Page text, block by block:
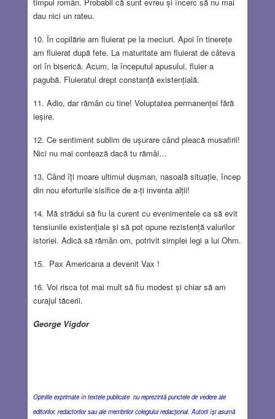
dau nici un rateu.
10. În copilărie am fluierat pe la meciuri. Apoi în tinerețe
am fluierat după fete. La maturitate am fluierat de câteva
ori în biserică. Acum, la începutul apusului, fluier a
pagubă. Fluieratul drept constanță existențială.
11. Adio, dar rămân cu tine! Voluptatea permanenței fără
ieșire.
12. Ce sentiment sublim de ușurare când pleacă musafirii!
Nici nu mai contează dacă tu rămâi…
13. Când îți moare ultimul dușman, nasoală situație, încep
din nou eforturile sisifice de a-ți inventa alții!
14. Mă strădui să fiu la curent cu evenimentele ca să evit
tensiunile existențiale și să pot opune rezistență valurilor
istoriei. Adică să rămân om, potrivit simplei legi a lui Ohm.
15. Pax Americana a devenit Vax !
16. Voi risca tot mai mult să fiu modest și chiar să am
curajul tăcerii.
George Vigdor
Opiniile exprimate în textele publicate nu reprezintă punctele de vedere ale
editorilor, redactorilor sau ale membrilor colegiului redacţional. Autorii îşi asumă